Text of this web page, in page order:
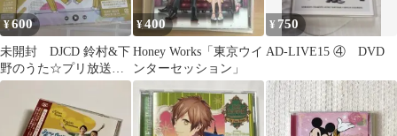
¥600
未開封 DJCD 鈴村&下
野のうた☆プリ放送局
リターンズ
¥400
Honey Works「東京ウイ
ンターセッション」
¥ 750
AD-LIVE15 ④ DVD